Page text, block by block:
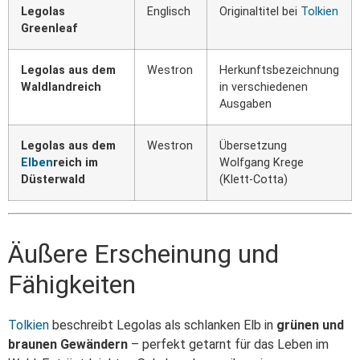
Legolas
Greenleaf
Englisch Originaltitel bei Tolkien
Legolas aus dem
Waldlandreich
Westron
Herkunftsbezeichnung
in verschiedenen
Ausgaben
Legolas aus dem
Elbenreich im
Düsterwald
Westron
Übersetzung
Wolfgang Krege
(Klett-Cotta)
Äußere Erscheinung und
Fähigkeiten
Tolkien beschreibt Legolas als schlanken Elb in grünen und
braunen Gewändern – perfekt getarnt für das Leben im